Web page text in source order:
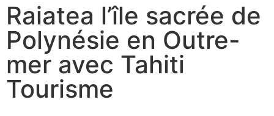
Raiatea l’île sacrée de
Polynésie en Outre-
mer avec Tahiti
Tourisme